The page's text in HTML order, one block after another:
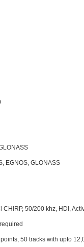
EGNOS, GLONASS
50/200 khz, HDI,
50 tracks with upto